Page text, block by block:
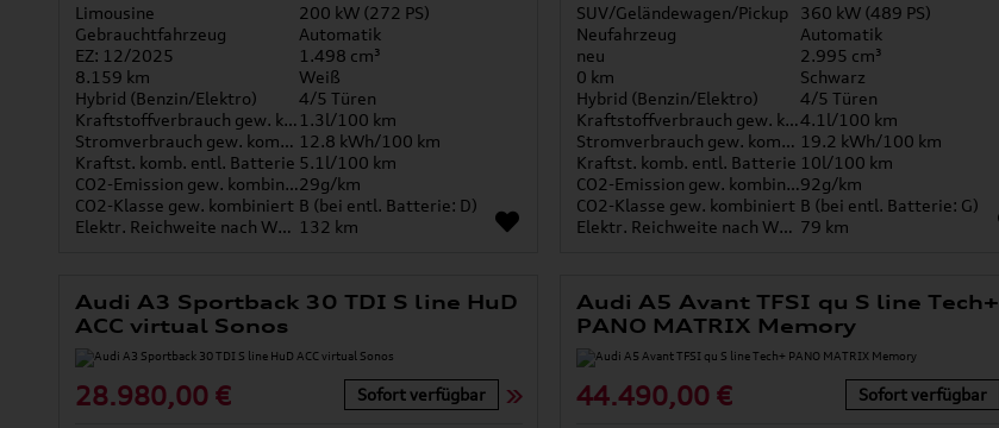
Limousine
200 kW (272 PS)
Gebrauchtfahrzeug
Automatik
EZ: 12/2025
1.498 cm³
8.159 km
Weiß
Hybrid (Benzin/Elektro)
4/5 Türen
Kraftstoffverbrauch gew. kombiniert 1.3l/100 km
Stromverbrauch gew. kombiniert 12.8 kWh/100 km
Kraftst. komb. entl. Batterie 5.1l/100 km
CO2-Emission gew. kombiniert29g/km
CO2-Klasse gew. kombiniert B (bei entl. Batterie: D)
Elektr. Reichweite nach WLTP* 132 km
SUV/Geländewagen/Pickup
360 kW (489 PS)
Neufahrzeug
Automatik
neu
2.995 cm³
0 km
Schwarz
Hybrid (Benzin/Elektro)
4/5 Türen
Kraftstoffverbrauch gew. kombiniert4.1l/100 km
Stromverbrauch gew. kombiniert 19.2 kWh/100 km
Kraftst. komb. entl. Batterie 10l/100 km
CO2-Emission gew. kombiniert92g/km
CO2-Klasse gew. kombiniert B (bei entl. Batterie: G)
Elektr. Reichweite nach WLTP* 79 km
Audi A3 Sportback 30 TDI S line HuD
ACC virtual Sonos
28.980,00 € Sofort verfügbar
Audi A5 Avant TFSI qu S line Tech+
PANO MATRIX Memory
44.490,00 € Sofort verfügbar